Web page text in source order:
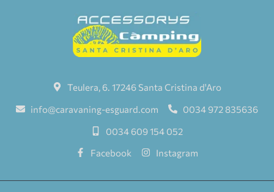
Teulera, 6. 17246 Santa Cristina d'Aro
info@caravaning-esguard.com
0034 972 835636
0034 609 154 052
Facebook
Instagram